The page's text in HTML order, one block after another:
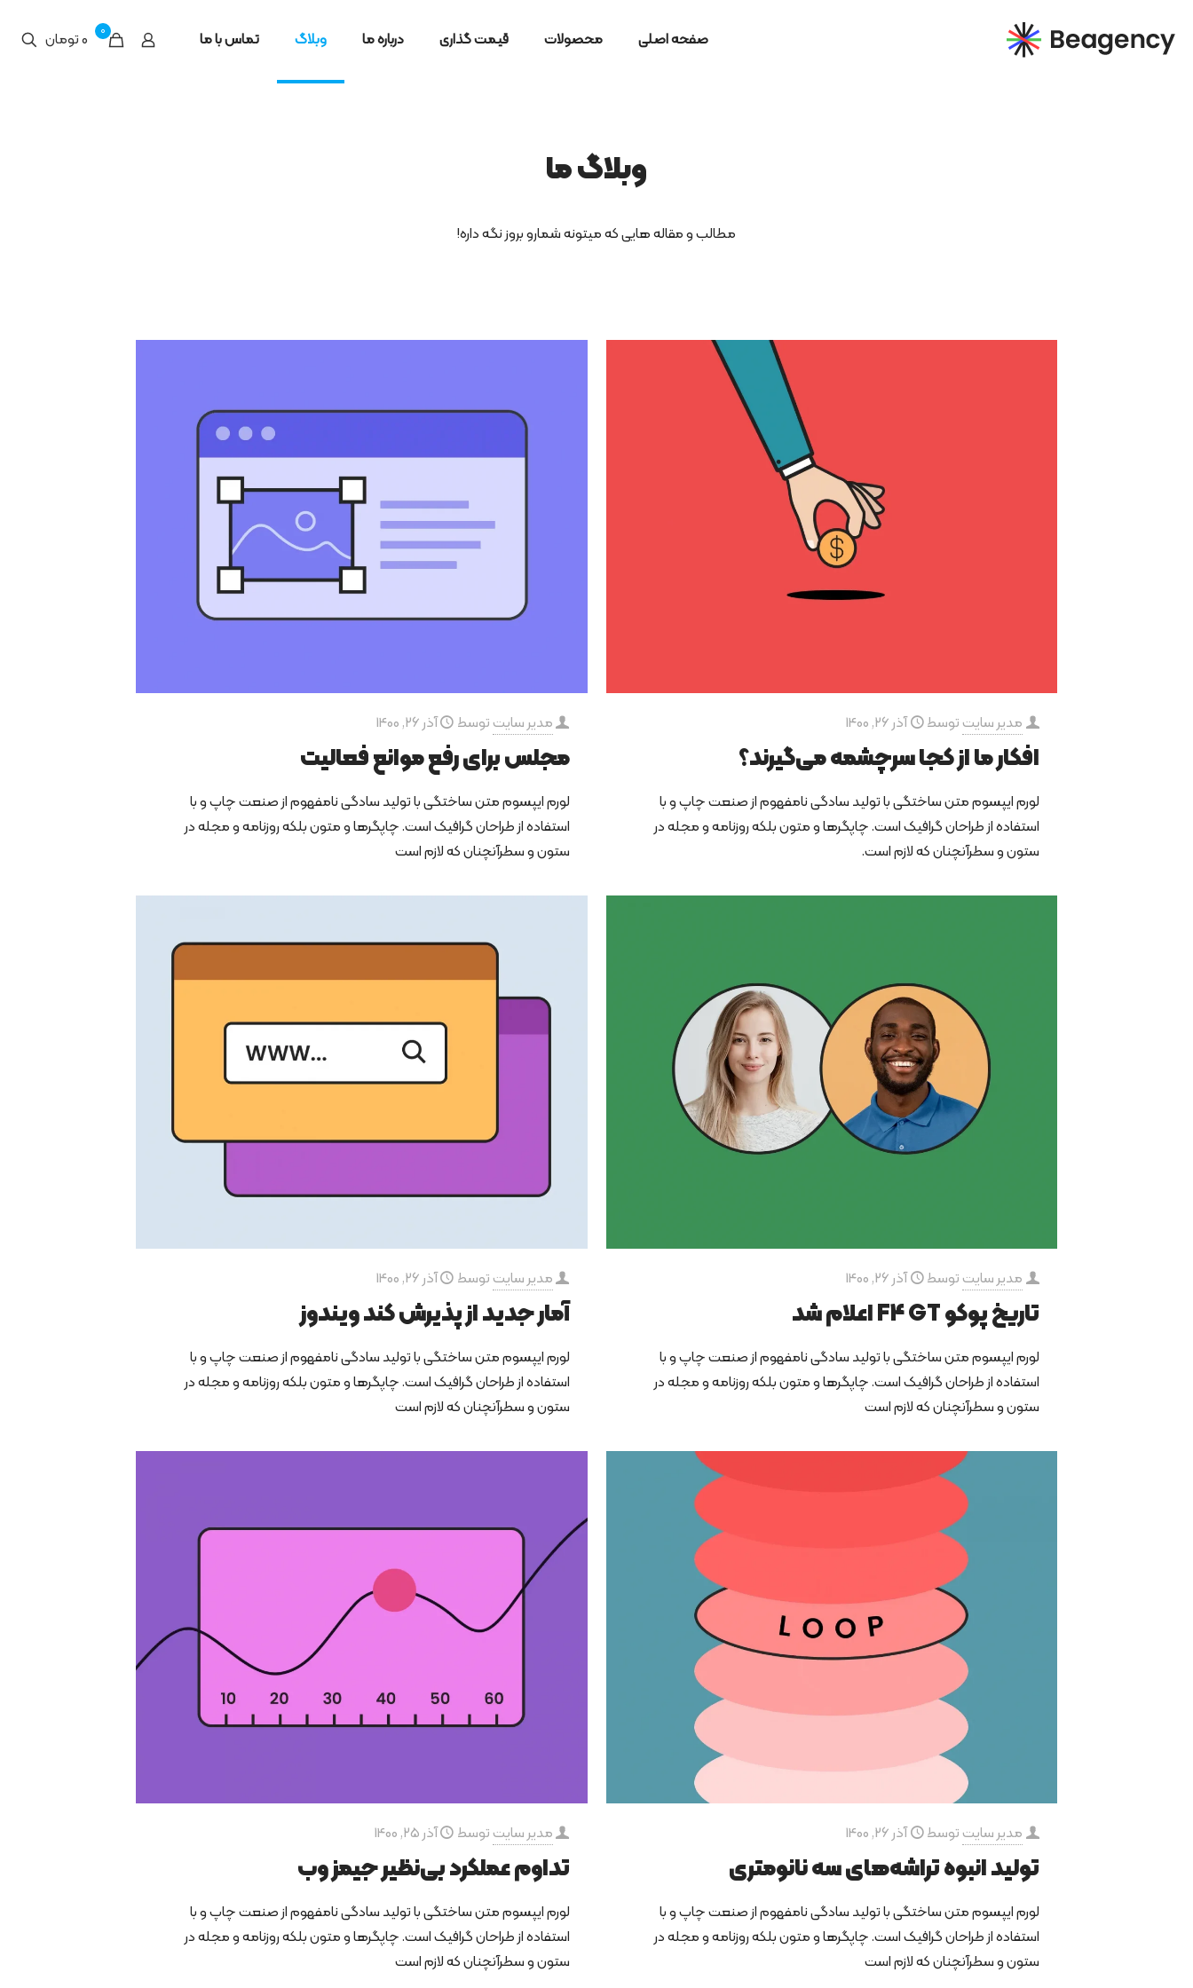
صفحه اصلی محصولات قیمت گذاری درباره ما وبلاگ تماس با ما 0 0 تومان
وبلاگ ما
مطالب و مقاله هایی که میتونه شمارو بروز نگه داره!
مدیر سایت توسط آذر 26, 1400
افکار ما از کجا سرچشمه می‌گیرند؟
لورم ایپسوم متن ساختگی با تولید سادگی نامفهوم از صنعت چاپ و با
استفاده از طراحان گرافیک است. چاپگرها و متون بلکه روزنامه و مجله در
ستون و سطرآنچنان که لازم است.
مدیر سایت توسط آذر 26, 1400
مجلس برای رفع موانع فعالیت
لورم ایپسوم متن ساختگی با تولید سادگی نامفهوم از صنعت چاپ و با
استفاده از طراحان گرافیک است. چاپگرها و متون بلکه روزنامه و مجله در
ستون و سطرآنچنان که لازم است
مدیر سایت توسط آذر 26, 1400
تاریخ پوکو F4 GT اعلام شد
لورم ایپسوم متن ساختگی با تولید سادگی نامفهوم از صنعت چاپ و با
استفاده از طراحان گرافیک است. چاپگرها و متون بلکه روزنامه و مجله در
ستون و سطرآنچنان که لازم است
مدیر سایت توسط آذر 26, 1400
آمار جدید از پذیرش کند ویندوز
لورم ایپسوم متن ساختگی با تولید سادگی نامفهوم از صنعت چاپ و با
استفاده از طراحان گرافیک است. چاپگرها و متون بلکه روزنامه و مجله در
ستون و سطرآنچنان که لازم است
مدیر سایت توسط آذر 26, 1400
تولید انبوه تراشه‌های سه نانومتری
لورم ایپسوم متن ساختگی با تولید سادگی نامفهوم از صنعت چاپ و با
استفاده از طراحان گرافیک است. چاپگرها و متون بلکه روزنامه و مجله در
ستون و سطرآنچنان که لازم است
مدیر سایت توسط آذر 25, 1400
تداوم عملکرد بی‌نظیر جیمز وب
لورم ایپسوم متن ساختگی با تولید سادگی نامفهوم از صنعت چاپ و با
استفاده از طراحان گرافیک است. چاپگرها و متون بلکه روزنامه و مجله در
ستون و سطرآنچنان که لازم است